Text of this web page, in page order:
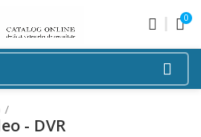
0
- DVR